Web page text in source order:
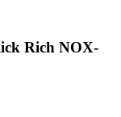
Rich NOX-